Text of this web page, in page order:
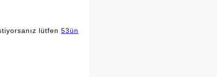
lütfen 53ün